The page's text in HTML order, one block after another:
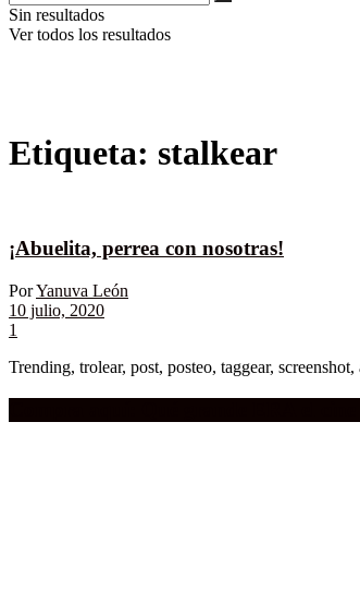
Sin resultados
Ver todos los resultados
Etiqueta: stalkear
¡Abuelita, perrea con nosotras!
PorYanuva León
10 julio, 2020
1
Trending, trolear, post, posteo, taggear,